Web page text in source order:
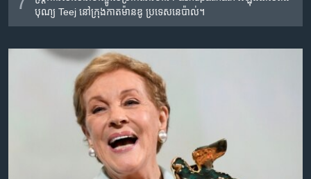
បុណ្យ Teej នៅក្រុងកាតម៉ានឌូ ប្រទេសនេប៉ាល់។